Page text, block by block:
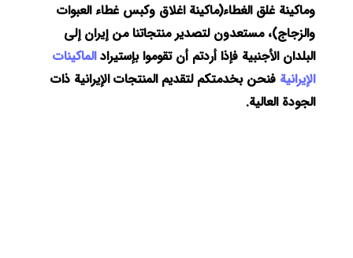
وماكينة غلق الغطاء(ماكينة اغلاق وكبس غطاء العبوات
والزجاج)، مستعدون لتصدير منتجاتنا من إيران إلى
البلدان الأجنبية فإذا أردتم أن تقوموا بإستيرادالماكينات
الإيرانية فنحن بخدمتكم لتقديم المنتجات الإيرانية ذات
الجودة العالية.